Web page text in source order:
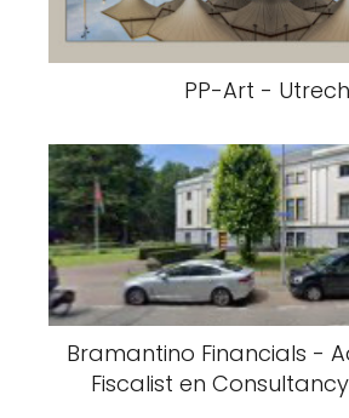
PP-Art -
Bramantino Financials -
Fiscalist en